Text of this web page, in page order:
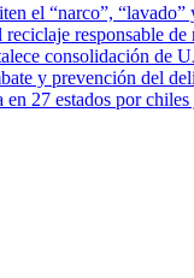
el “narco”,
responsable de
consolidación de
y prevención del
27 estados por